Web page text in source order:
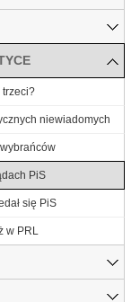
trzeci?
niewiadomych
PiS
się PiS
w PRL